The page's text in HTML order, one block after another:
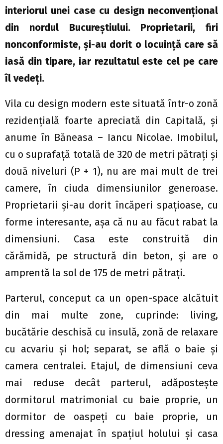
interiorul unei case cu design neconvențional
din nordul Bucureștiului. Proprietarii, firi
nonconformiste, și-au dorit o locuință care să
iasă din tipare, iar rezultatul este cel pe care
îl vedeți.
Vila cu design modern este situată într-o zonă
rezidențială foarte apreciată din Capitală, și
anume în Băneasa – Iancu Nicolae. Imobilul,
cu o suprafață totală de 320 de metri pătraţi şi
două niveluri (P + 1), nu are mai mult de trei
camere, în ciuda dimensiunilor generoase.
Proprietarii și-au dorit încăperi spațioase, cu
forme interesante, așa că nu au făcut rabat la
dimensiuni. Casa este construită din
cărămidă, pe structură din beton, şi are o
amprentă la sol de 175 de metri pătraţi.
Parterul, conceput ca un open-space alcătuit
din mai multe zone, cuprinde: living,
bucătărie deschisă cu insulă, zonă de relaxare
cu acvariu și hol; separat, se află o baie și
camera centralei. Etajul, de dimensiuni ceva
mai reduse decât parterul, adăpostește
dormitorul matrimonial cu baie proprie, un
dormitor de oaspeți cu baie proprie, un
dressing amenajat în spațiul holului și casa